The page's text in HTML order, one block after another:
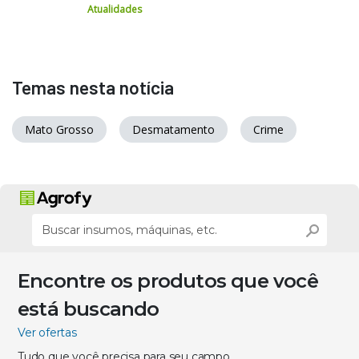
Atualidades
Temas nesta notícia
Mato Grosso Desmatamento Crime
Encontre os produtos que você
está buscando
Ver ofertas